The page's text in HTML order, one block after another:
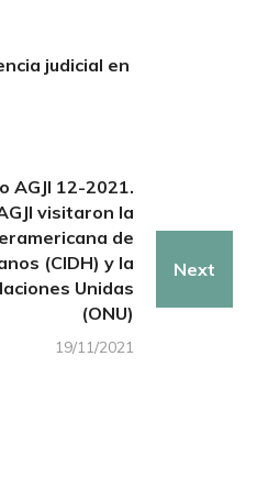
judicial en
AGJI 12-2021.
visitaron la
de
(CIDH) y la
Unidas
(ONU)
19/11/2021
Next